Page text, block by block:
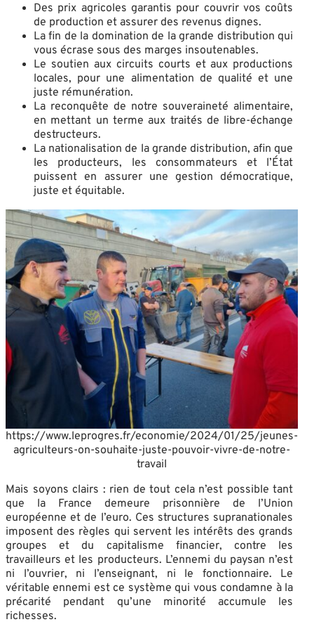
Des prix agricoles garantis pour couvrir vos coûts
de production et assurer des revenus dignes.
La fin de la domination de la grande distribution qui
vous écrase sous des marges insoutenables.
Le soutien aux circuits courts et aux productions
locales, pour une alimentation de qualité et une
juste rémunération.
La reconquête de notre souveraineté alimentaire,
en mettant un terme aux traités de libre-échange
destructeurs.
La nationalisation de la grande distribution, afin que
les producteurs, les consommateurs et l’État
puissent en assurer une gestion démocratique,
juste et équitable.
https://www.leprogres.fr/economie/2024/01/25/jeunes-
agriculteurs-on-souhaite-juste-pouvoir-vivre-de-notre-
travail
Mais soyons clairs : rien de tout cela n’est possible tant
que la France demeure prisonnière de l’Union
européenne et de l’euro. Ces structures supranationales
imposent des règles qui servent les intérêts des grands
groupes et du capitalisme financier, contre les
travailleurs et les producteurs. L’ennemi du paysan n’est
ni l’ouvrier, ni l’enseignant, ni le fonctionnaire. Le
véritable ennemi est ce système qui vous condamne à la
précarité pendant qu’une minorité accumule les
richesses.